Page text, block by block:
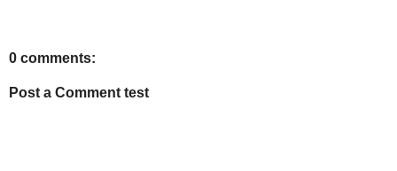
0 comments:
Post a Comment test